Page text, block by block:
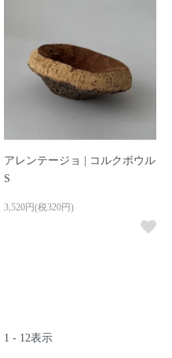
アレンテージョ | コルクボウル
S
3,520円(税320円)
1 - 12表示